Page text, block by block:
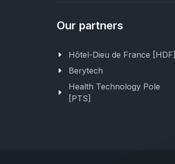
Our partners
Hôtel-Dieu de France [HDF]
Berytech
Health Technology Pole
[PTS]